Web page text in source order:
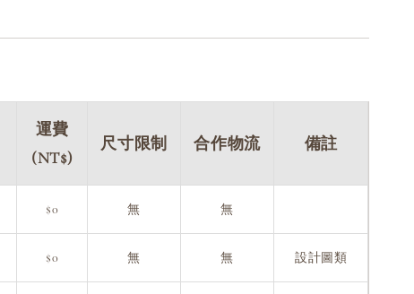
運費
(NT$)
尺寸限制 合作物流 備註
$0 無 無
$0 無 無 設計圖類